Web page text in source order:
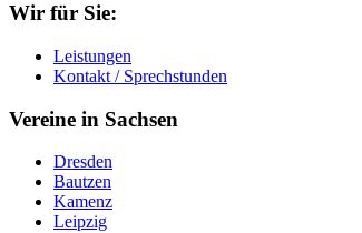
Wir für Sie:
Leistungen
Kontakt / Sprechstunden
Vereine in Sachsen
Dresden
Bautzen
Kamenz
Leipzig